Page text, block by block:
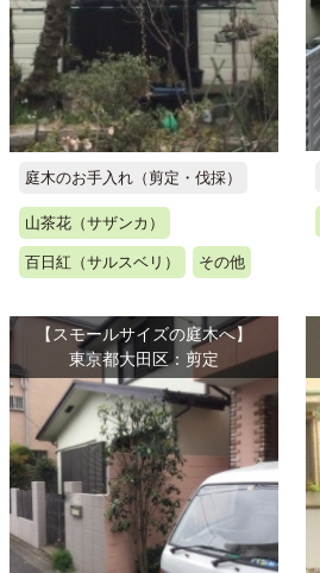
庭木のお手入れ（剪定・伐採）
山茶花（サザンカ）
百日紅（サルスベリ） その他
【スモールサイズの庭木へ】
東京都大田区：剪定